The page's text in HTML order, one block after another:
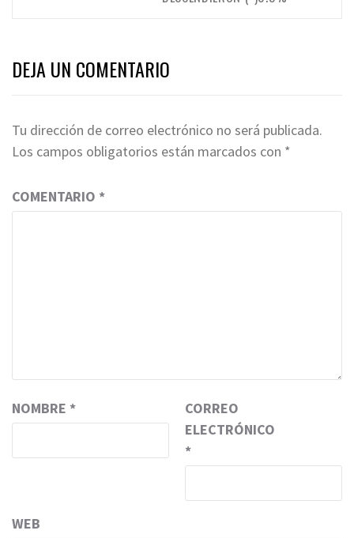
DEJA UN COMENTARIO
Tu dirección de correo electrónico no será publicada.
Los campos obligatorios están marcados con *
COMENTARIO *
NOMBRE *
CORREO
ELECTRÓNICO
*
WEB